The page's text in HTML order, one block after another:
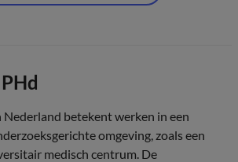
Nederland betekent werken in een
omgeving, zoals een
medisch centrum. De